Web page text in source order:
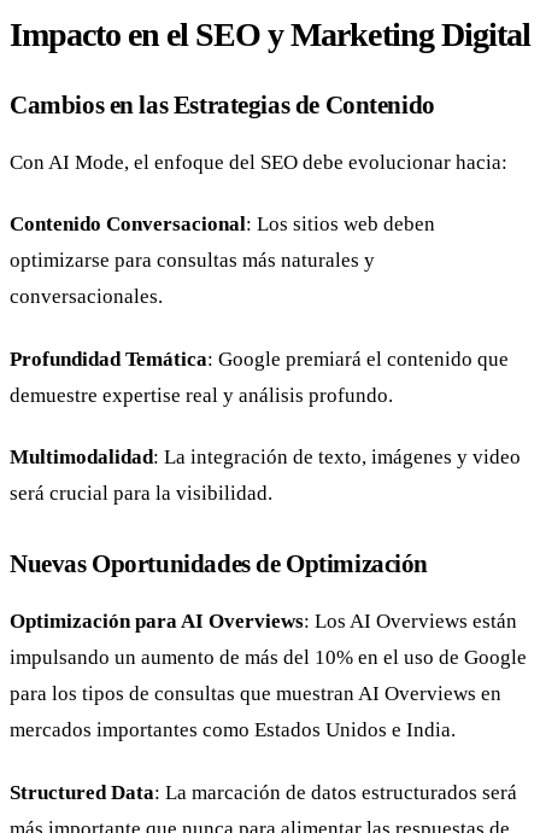
Impacto en el SEO y Marketing Digital
Cambios en las Estrategias de Contenido
Con AI Mode, el enfoque del SEO debe evolucionar hacia:
Contenido Conversacional: Los sitios web deben
optimizarse para consultas más naturales y
conversacionales.
Profundidad Temática: Google premiará el contenido que
demuestre expertise real y análisis profundo.
Multimodalidad: La integración de texto, imágenes y video
será crucial para la visibilidad.
Nuevas Oportunidades de Optimización
Optimización para AI Overviews: Los AI Overviews están
impulsando un aumento de más del 10% en el uso de Google
para los tipos de consultas que muestran AI Overviews en
mercados importantes como Estados Unidos e India.
Structured Data: La marcación de datos estructurados será
más importante que nunca para alimentar las respuestas de